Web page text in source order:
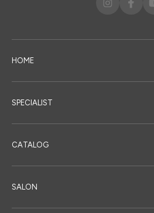
HOME
SPECIALIST
CATALOG
SALON